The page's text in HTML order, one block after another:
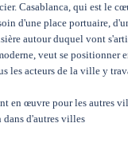
Casablanca, qui est le
d'une place portuaire,
autour duquel vont
veut se positionner
les acteurs de la ville y
en œuvre pour les autres
dans d'autres villes